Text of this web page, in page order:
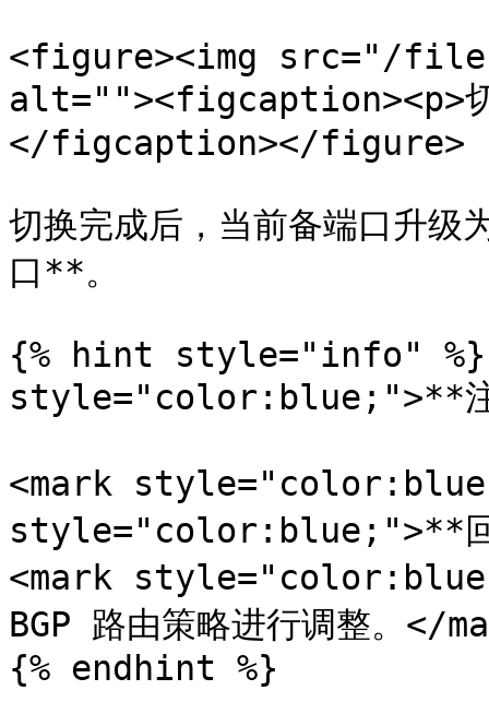
<figure><img src="/files/
alt=""><figcaption><p>切
</figcaption></figure>
切换完成后，当前备端口升
口**。
{% hint style="info" %}
style="color:blue;">**
<mark
style="color:blue;">**回
<mark
BGP 路由策略进行调整。</